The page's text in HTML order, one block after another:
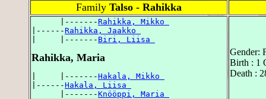
Family Talso - Rahikka
      |-------
Rahikka, Mikko
|------Rahikka, Jaakko
|     |------- Biri, Liisa
Rahikka, Maria
|     |-------Hakala, Mikko
|------Hakala, Liisa
      |-------
Knööppi, Maria
Gender:
Birth : 1
Death :